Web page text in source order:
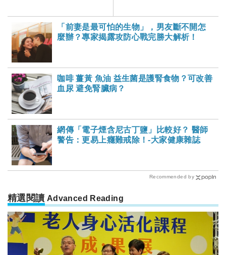
「前妻是最可怕的生物」，男友斷不開怎
麼辦？專家揭露攻防心戰完勝大解析！
咖啡 薑黃 魚油 益生菌是護腎食物？可改善
血尿 避免腎臟病？
網傳「電子煙含尼古丁鹽」比較好？ 醫師
警告：更易上癮難戒除！-大家健康雜誌
Recommended by
精選閱讀 Advanced Reading